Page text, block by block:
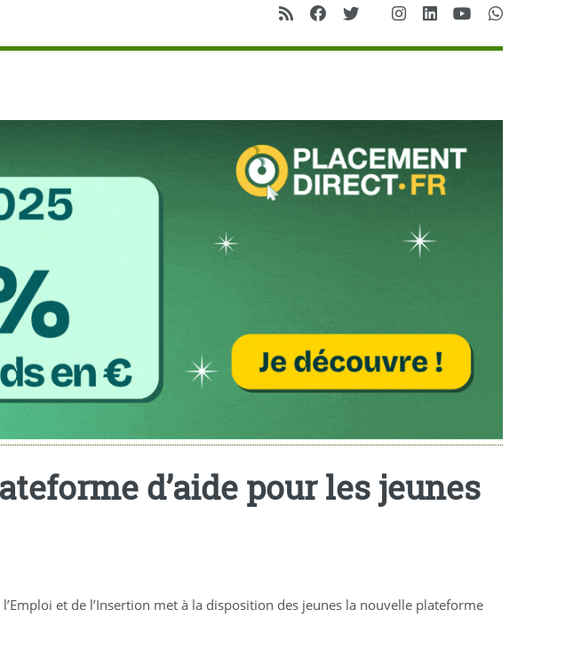
d’aide pour les jeunes
et de l’Insertion met à la disposition des jeunes la nouvelle plateforme